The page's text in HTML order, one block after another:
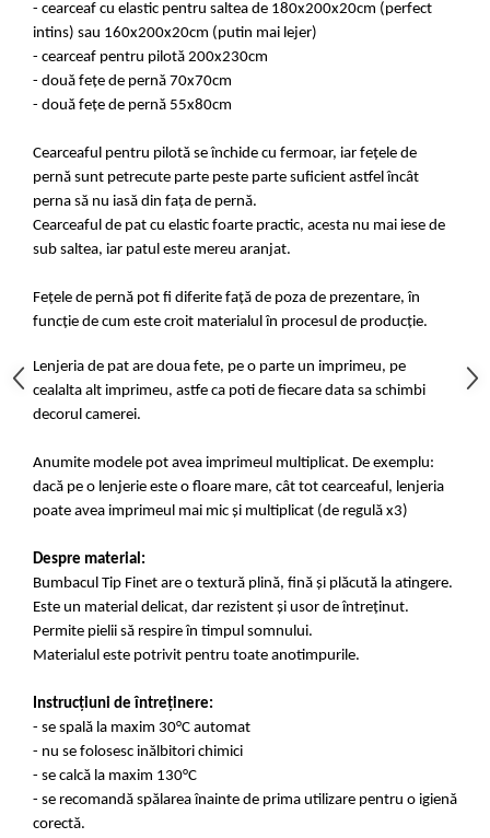
- cearceaf cu elastic pentru saltea de 180x200x20cm (perfect
intins) sau 160x200x20cm (putin mai lejer)
- cearceaf pentru pilotă 200x230cm
- două fețe de pernă 70x70cm
- două fețe de pernă 55x80cm
Cearceaful pentru pilotă se închide cu fermoar, iar fețele de
pernă sunt petrecute parte peste parte suficient astfel încât
perna să nu iasă din fața de pernă.
Cearceaful de pat cu elastic foarte practic, acesta nu mai iese de
sub saltea, iar patul este mereu aranjat.
Fețele de pernă pot fi diferite față de poza de prezentare, în
funcție de cum este croit materialul în procesul de producție.
Lenjeria de pat are doua fete, pe o parte un imprimeu, pe
cealalta alt imprimeu, astfe ca poti de fiecare data sa schimbi
decorul camerei.
Anumite modele pot avea imprimeul multiplicat. De exemplu:
dacă pe o lenjerie este o floare mare, cât tot cearceaful, lenjeria
poate avea imprimeul mai mic și multiplicat (de regulă x3)
Despre material:
Bumbacul Tip Finet are o textură plină, fină și plăcută la atingere.
Este un material delicat, dar rezistent și usor de întreținut.
Permite pielii să respire în timpul somnului.
Materialul este potrivit pentru toate anotimpurile.
Instrucțiuni de întreținere:
- se spală la maxim 30°C automat
- nu se folosesc inălbitori chimici
- se calcă la maxim 130°C
- se recomandă spălarea înainte de prima utilizare pentru o igienă
corectă.